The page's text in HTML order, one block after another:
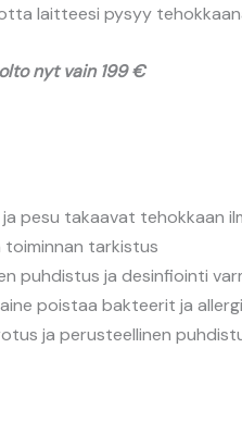
laitteesi pysyy
nyt vain 199 €
pesu takaavat tehokkaan
toiminnan tarkistus
puhdistus ja desinfiointi
poistaa bakteerit ja
ja perusteellinen